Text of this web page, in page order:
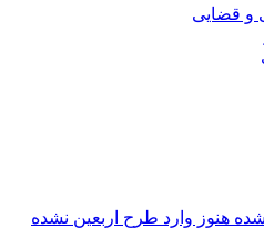
و قضایی
شده هنوز وارد طرح اربعین نشده